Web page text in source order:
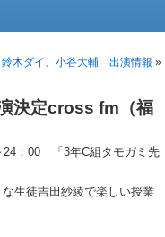
鈴木ダイ、小谷大輔 出演情報 »
決定cross fm（福
：00 「3年C組タモガミ先
生徒吉田紗綾で楽しい授業